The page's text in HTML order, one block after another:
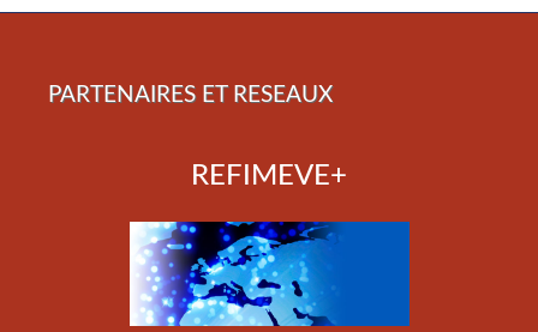
PARTENAIRES ET RESEAUX
REFIMEVE+